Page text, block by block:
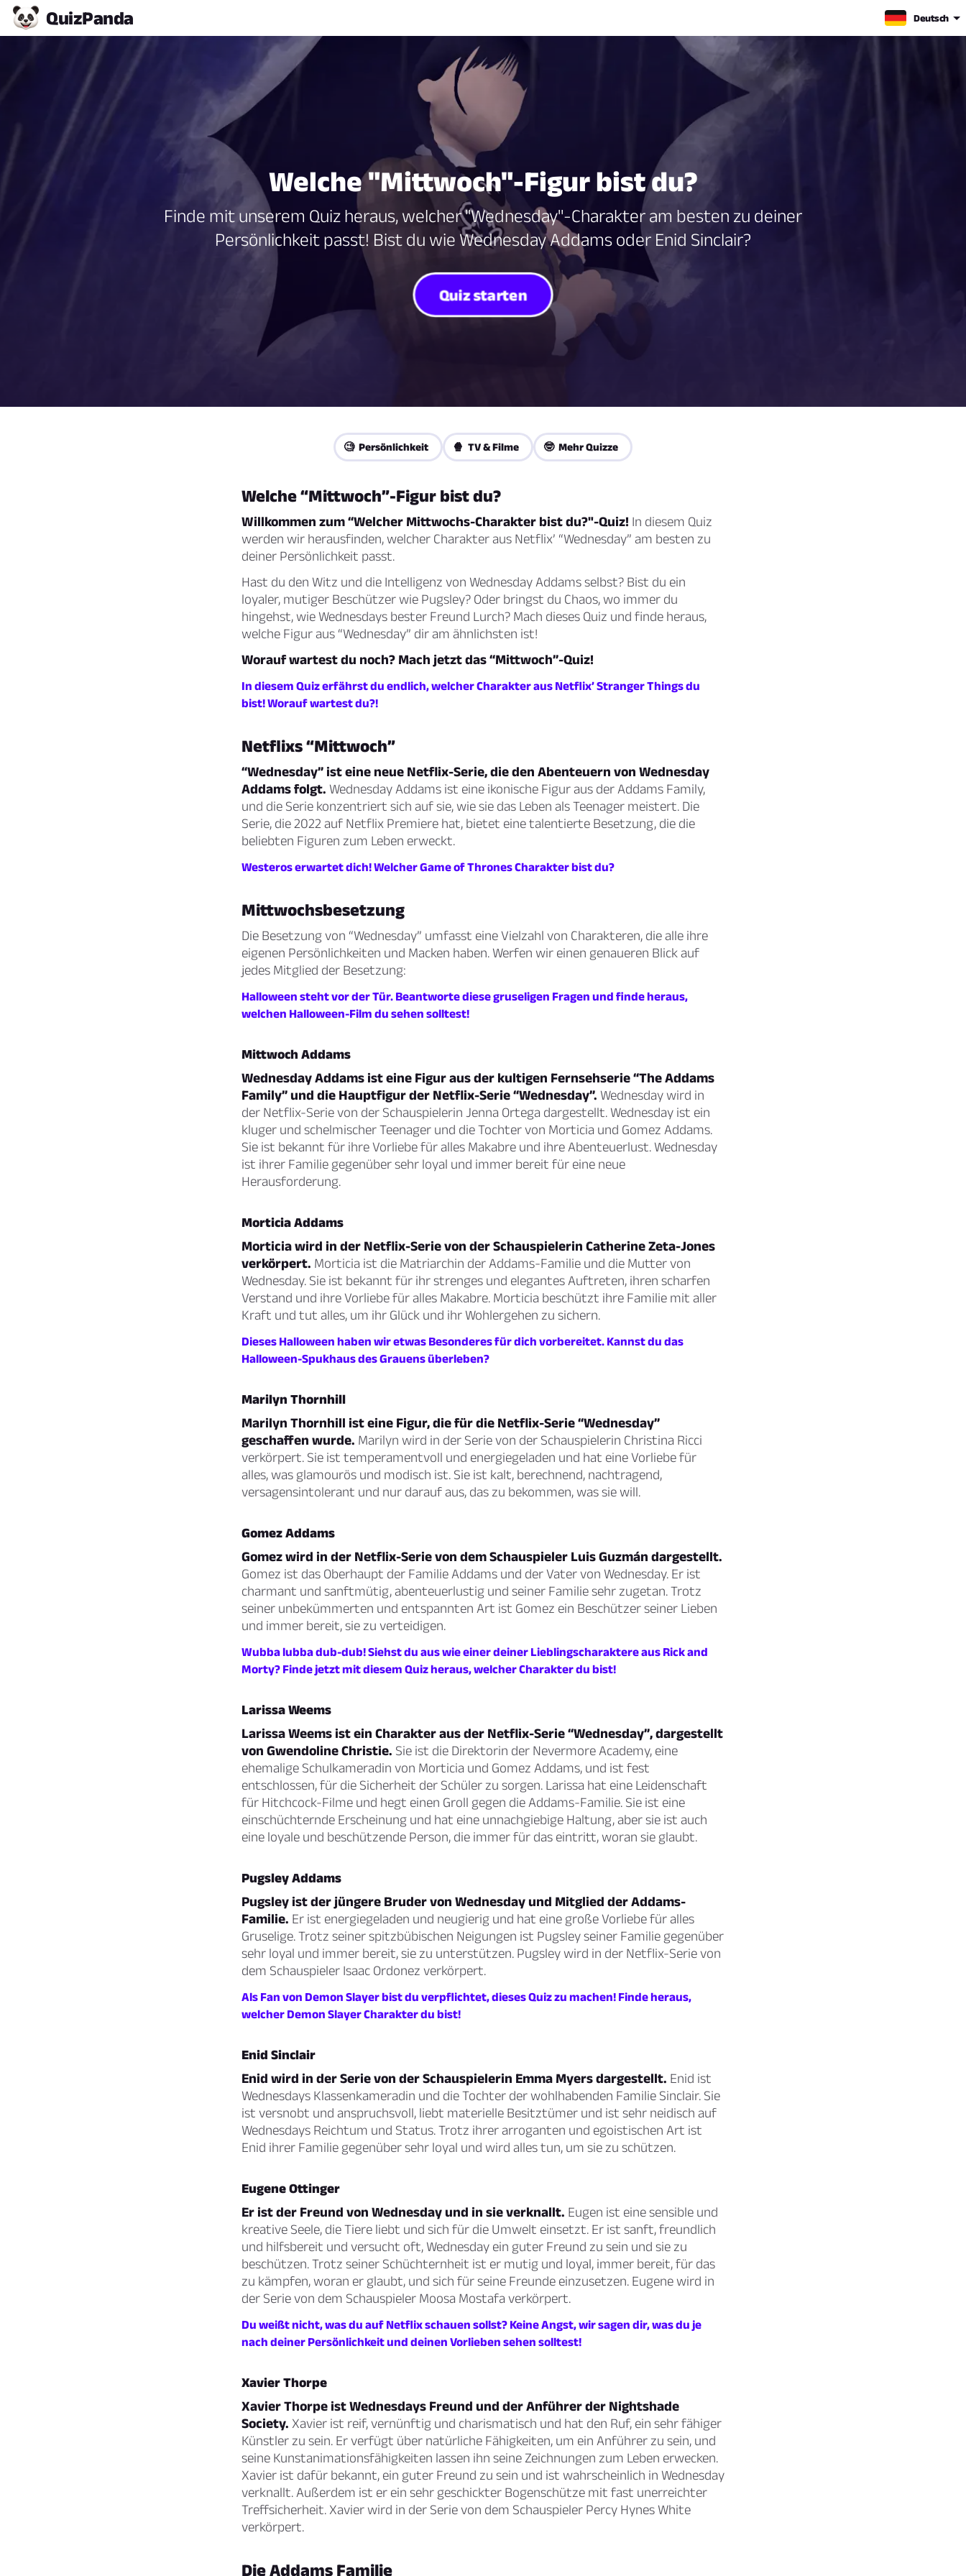
QuizPanda Deutsch
Welche "Mittwoch"-Figur bist du?
Finde mit unserem Quiz heraus, welcher "Wednesday"-Charakter am besten zu deiner
Persönlichkeit passt! Bist du wie Wednesday Addams oder Enid Sinclair?
Quiz starten
🧐 Persönlichkeit 🍿 TV & Filme 🤓 Mehr Quizze
Welche “Mittwoch”-Figur bist du?
Willkommen zum “Welcher Mittwochs-Charakter bist du?"-Quiz! In diesem Quiz
werden wir herausfinden, welcher Charakter aus Netflix’ “Wednesday” am besten zu
deiner Persönlichkeit passt.
Hast du den Witz und die Intelligenz von Wednesday Addams selbst? Bist du ein
loyaler, mutiger Beschützer wie Pugsley? Oder bringst du Chaos, wo immer du
hingehst, wie Wednesdays bester Freund Lurch? Mach dieses Quiz und finde heraus,
welche Figur aus “Wednesday” dir am ähnlichsten ist!
Worauf wartest du noch? Mach jetzt das “Mittwoch”-Quiz!
In diesem Quiz erfährst du endlich, welcher Charakter aus Netflix’ Stranger Things du
bist! Worauf wartest du?!
Netflixs “Mittwoch”
“Wednesday” ist eine neue Netflix-Serie, die den Abenteuern von Wednesday
Addams folgt. Wednesday Addams ist eine ikonische Figur aus der Addams Family,
und die Serie konzentriert sich auf sie, wie sie das Leben als Teenager meistert. Die
Serie, die 2022 auf Netflix Premiere hat, bietet eine talentierte Besetzung, die die
beliebten Figuren zum Leben erweckt.
Westeros erwartet dich! Welcher Game of Thrones Charakter bist du?
Mittwochsbesetzung
Die Besetzung von “Wednesday” umfasst eine Vielzahl von Charakteren, die alle ihre
eigenen Persönlichkeiten und Macken haben. Werfen wir einen genaueren Blick auf
jedes Mitglied der Besetzung:
Halloween steht vor der Tür. Beantworte diese gruseligen Fragen und finde heraus,
welchen Halloween-Film du sehen solltest!
Mittwoch Addams
Wednesday Addams ist eine Figur aus der kultigen Fernsehserie “The Addams
Family” und die Hauptfigur der Netflix-Serie “Wednesday”. Wednesday wird in
der Netflix-Serie von der Schauspielerin Jenna Ortega dargestellt. Wednesday ist ein
kluger und schelmischer Teenager und die Tochter von Morticia und Gomez Addams.
Sie ist bekannt für ihre Vorliebe für alles Makabre und ihre Abenteuerlust. Wednesday
ist ihrer Familie gegenüber sehr loyal und immer bereit für eine neue
Herausforderung.
Morticia Addams
Morticia wird in der Netflix-Serie von der Schauspielerin Catherine Zeta-Jones
verkörpert. Morticia ist die Matriarchin der Addams-Familie und die Mutter von
Wednesday. Sie ist bekannt für ihr strenges und elegantes Auftreten, ihren scharfen
Verstand und ihre Vorliebe für alles Makabre. Morticia beschützt ihre Familie mit aller
Kraft und tut alles, um ihr Glück und ihr Wohlergehen zu sichern.
Dieses Halloween haben wir etwas Besonderes für dich vorbereitet. Kannst du das
Halloween-Spukhaus des Grauens überleben?
Marilyn Thornhill
Marilyn Thornhill ist eine Figur, die für die Netflix-Serie “Wednesday”
geschaffen wurde. Marilyn wird in der Serie von der Schauspielerin Christina Ricci
verkörpert. Sie ist temperamentvoll und energiegeladen und hat eine Vorliebe für
alles, was glamourös und modisch ist. Sie ist kalt, berechnend, nachtragend,
versagensintolerant und nur darauf aus, das zu bekommen, was sie will.
Gomez Addams
Gomez wird in der Netflix-Serie von dem Schauspieler Luis Guzmán dargestellt.
Gomez ist das Oberhaupt der Familie Addams und der Vater von Wednesday. Er ist
charmant und sanftmütig, abenteuerlustig und seiner Familie sehr zugetan. Trotz
seiner unbekümmerten und entspannten Art ist Gomez ein Beschützer seiner Lieben
und immer bereit, sie zu verteidigen.
Wubba lubba dub-dub! Siehst du aus wie einer deiner Lieblingscharaktere aus Rick and
Morty? Finde jetzt mit diesem Quiz heraus, welcher Charakter du bist!
Larissa Weems
Larissa Weems ist ein Charakter aus der Netflix-Serie “Wednesday”, dargestellt
von Gwendoline Christie. Sie ist die Direktorin der Nevermore Academy, eine
ehemalige Schulkameradin von Morticia und Gomez Addams, und ist fest
entschlossen, für die Sicherheit der Schüler zu sorgen. Larissa hat eine Leidenschaft
für Hitchcock-Filme und hegt einen Groll gegen die Addams-Familie. Sie ist eine
einschüchternde Erscheinung und hat eine unnachgiebige Haltung, aber sie ist auch
eine loyale und beschützende Person, die immer für das eintritt, woran sie glaubt.
Pugsley Addams
Pugsley ist der jüngere Bruder von Wednesday und Mitglied der Addams-
Familie. Er ist energiegeladen und neugierig und hat eine große Vorliebe für alles
Gruselige. Trotz seiner spitzbübischen Neigungen ist Pugsley seiner Familie gegenüber
sehr loyal und immer bereit, sie zu unterstützen. Pugsley wird in der Netflix-Serie von
dem Schauspieler Isaac Ordonez verkörpert.
Als Fan von Demon Slayer bist du verpflichtet, dieses Quiz zu machen! Finde heraus,
welcher Demon Slayer Charakter du bist!
Enid Sinclair
Enid wird in der Serie von der Schauspielerin Emma Myers dargestellt. Enid ist
Wednesdays Klassenkameradin und die Tochter der wohlhabenden Familie Sinclair. Sie
ist versnobt und anspruchsvoll, liebt materielle Besitztümer und ist sehr neidisch auf
Wednesdays Reichtum und Status. Trotz ihrer arroganten und egoistischen Art ist
Enid ihrer Familie gegenüber sehr loyal und wird alles tun, um sie zu schützen.
Eugene Ottinger
Er ist der Freund von Wednesday und in sie verknallt. Eugen ist eine sensible und
kreative Seele, die Tiere liebt und sich für die Umwelt einsetzt. Er ist sanft, freundlich
und hilfsbereit und versucht oft, Wednesday ein guter Freund zu sein und sie zu
beschützen. Trotz seiner Schüchternheit ist er mutig und loyal, immer bereit, für das
zu kämpfen, woran er glaubt, und sich für seine Freunde einzusetzen. Eugene wird in
der Serie von dem Schauspieler Moosa Mostafa verkörpert.
Du weißt nicht, was du auf Netflix schauen sollst? Keine Angst, wir sagen dir, was du je
nach deiner Persönlichkeit und deinen Vorlieben sehen solltest!
Xavier Thorpe
Xavier Thorpe ist Wednesdays Freund und der Anführer der Nightshade
Society. Xavier ist reif, vernünftig und charismatisch und hat den Ruf, ein sehr fähiger
Künstler zu sein. Er verfügt über natürliche Fähigkeiten, um ein Anführer zu sein, und
seine Kunstanimationsfähigkeiten lassen ihn seine Zeichnungen zum Leben erwecken.
Xavier ist dafür bekannt, ein guter Freund zu sein und ist wahrscheinlich in Wednesday
verknallt. Außerdem ist er ein sehr geschickter Bogenschütze mit fast unerreichter
Treffsicherheit. Xavier wird in der Serie von dem Schauspieler Percy Hynes White
verkörpert.
Die Addams Familie